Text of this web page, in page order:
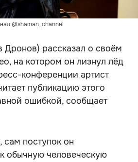
@shaman_channel
Дронов) рассказал о своём
на котором он лизнул лёд
конференции артист
публикацию этого
ошибкой, сообщает
поступок он
обычную человеческую